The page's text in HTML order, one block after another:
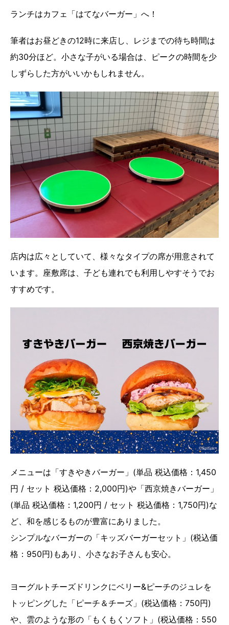
ランチはカフェ「はてなバーガー」へ！
筆者はお昼どきの12時に来店し、レジまでの待ち時間は
約30分ほど。小さな子がいる場合は、ピークの時間を少
しずらした方がいいかもしれません。
店内は広々としていて、様々なタイプの席が用意されて
います。座敷席は、子ども連れでも利用しやすそうでお
すすめです。
メニューは「すきやきバーガー」(単品 税込価格：1,450
円 / セット 税込価格：2,000円)や「西京焼きバーガー」
(単品 税込価格：1,200円 / セット 税込価格：1,750円)な
ど、和を感じるものが豊富にありました。
シンプルなバーガーの「キッズバーガーセット」(税込価
格：950円)もあり、小さなお子さんも安心。
ヨーグルトチーズドリンクにベリー&ピーチのジュレを
トッピングした「ピーチ＆チーズ」(税込価格：750円)
や、雲のような形の「もくもくソフト」(税込価格：550